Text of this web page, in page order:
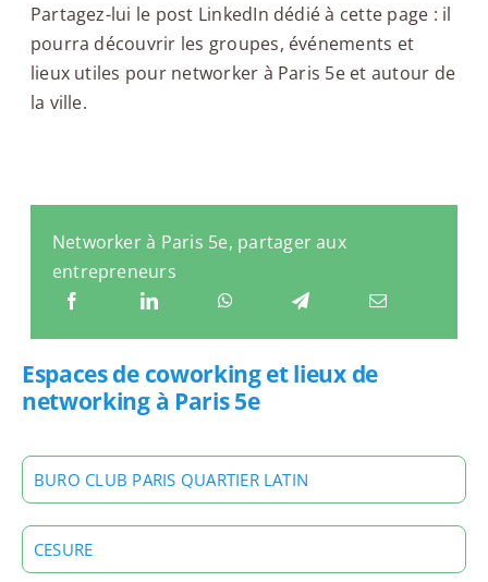
Partagez-lui le post LinkedIn dédié à cette page : il
pourra découvrir les groupes, événements et
lieux utiles pour networker à Paris 5e et autour de
la ville.
Networker à Paris 5e, partager aux
entrepreneurs
Espaces de coworking et lieux de
networking à Paris 5e
BURO CLUB PARIS QUARTIER LATIN
CESURE